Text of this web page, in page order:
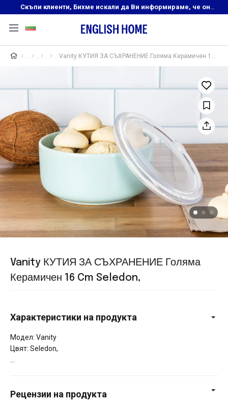
Скъпи клиенти, Бихме искали да Ви информираме, че онлайн магазинът на English Home преустановява своята дейност. Прекрасният ни и усмихнат екип ,Ви очаква в нашите физически магазини, където ще откриете любимите си продукти! Благодарим Ви, че сте част от семейството на Еnglish Home!
Vanity КУТИЯ ЗА СЪХРАНЕНИЕ Голяма
Керамичен 16 Cm Seledon,
Характеристики на продукта
Модел: Vanity
Цвят: Seledon,